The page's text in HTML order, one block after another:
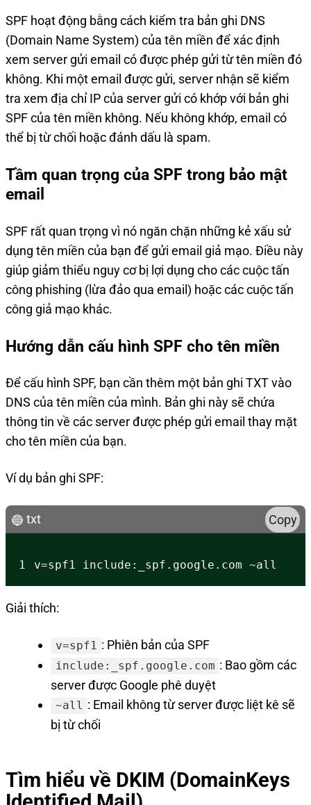
SPF hoạt động bằng cách kiểm tra bản ghi DNS
(Domain Name System) của tên miền để xác định
xem server gửi email có được phép gửi từ tên miền đó
không. Khi một email được gửi, server nhận sẽ kiểm
tra xem địa chỉ IP của server gửi có khớp với bản ghi
SPF của tên miền không. Nếu không khớp, email có
thể bị từ chối hoặc đánh dấu là spam.
Tầm quan trọng của SPF trong bảo mật
email
SPF rất quan trọng vì nó ngăn chặn những kẻ xấu sử
dụng tên miền của bạn để gửi email giả mạo. Điều này
giúp giảm thiểu nguy cơ bị lợi dụng cho các cuộc tấn
công phishing (lừa đảo qua email) hoặc các cuộc tấn
công giả mạo khác.
Hướng dẫn cấu hình SPF cho tên miền
Để cấu hình SPF, bạn cần thêm một bản ghi TXT vào
DNS của tên miền của mình. Bản ghi này sẽ chứa
thông tin về các server được phép gửi email thay mặt
cho tên miền của bạn.
Ví dụ bản ghi SPF:
txt Copy
1
Giải thích:
v=spf1 : Phiên bản của SPF
include:_spf.google.com : Bao gồm các
server được Google phê duyệt
~all : Email không từ server được liệt kê sẽ
bị từ chối
Tìm hiểu về DKIM (DomainKeys